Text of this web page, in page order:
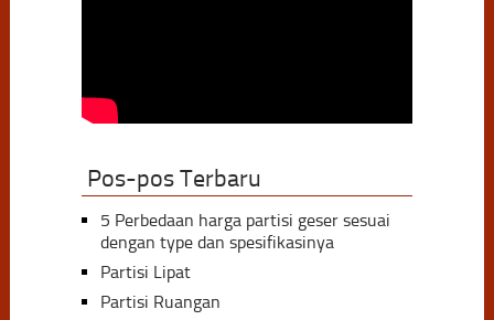
Pos-pos Terbaru
5 Perbedaan harga partisi geser sesuai
dengan type dan spesifikasinya
Partisi Lipat
Partisi Ruangan